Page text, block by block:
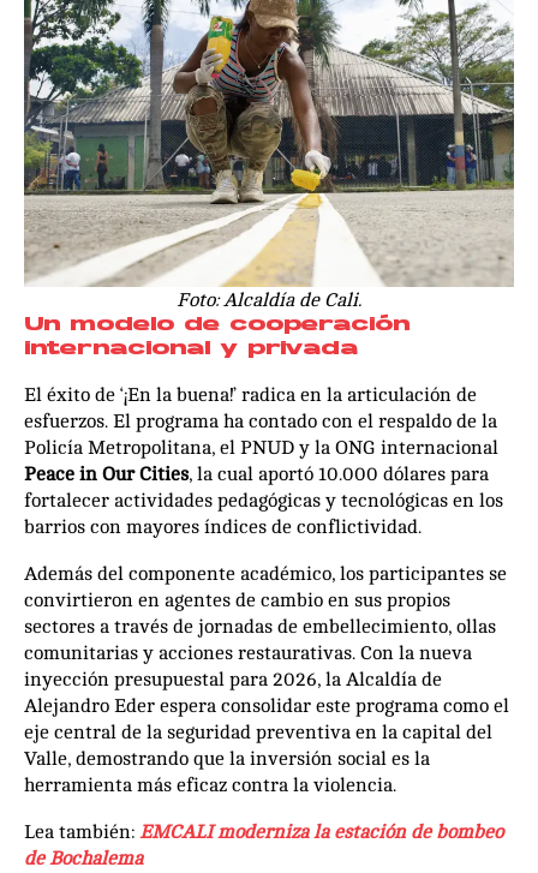
Foto: Alcaldía de Cali.
Un modelo de cooperación
internacional y privada
El éxito de ‘¡En la buena!’ radica en la articulación de
esfuerzos. El programa ha contado con el respaldo de la
Policía Metropolitana, el PNUD y la ONG internacional
Peace in Our Cities, la cual aportó 10.000 dólares para
fortalecer actividades pedagógicas y tecnológicas en los
barrios con mayores índices de conflictividad.
Además del componente académico, los participantes se
convirtieron en agentes de cambio en sus propios
sectores a través de jornadas de embellecimiento, ollas
comunitarias y acciones restaurativas. Con la nueva
inyección presupuestal para 2026, la Alcaldía de
Alejandro Eder espera consolidar este programa como el
eje central de la seguridad preventiva en la capital del
Valle, demostrando que la inversión social es la
herramienta más eficaz contra la violencia.
Lea también: EMCALI moderniza la estación de bombeo
de Bochalema